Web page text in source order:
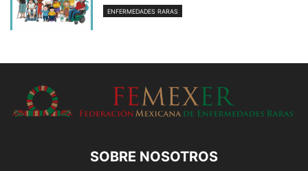
ENFERMEDADES RARAS
SOBRE NOSOTROS